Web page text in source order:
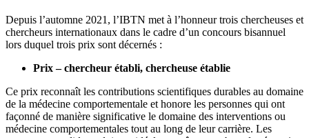
Depuis l’automne 2021, l’IBTN met à l’honneur trois chercheuses et
chercheurs internationaux dans le cadre d’un concours bisannuel
lors duquel trois prix sont décernés :
Prix – chercheur établi, chercheuse établie
Ce prix reconnaît les contributions scientifiques durables au domaine
de la médecine comportementale et honore les personnes qui ont
façonné de manière significative le domaine des interventions ou
médecine comportementales tout au long de leur carrière. Les